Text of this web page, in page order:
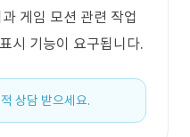
게임 모션 관련 작업
시 기능이 요구됩니다.
상담 받으세요.